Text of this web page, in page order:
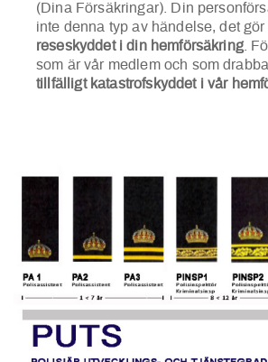
(Dina Försäkringar). Din
inte denna typ av händelse, det gör
reseskyddet i din hemförsäkring.
som är vår medlem och som
tillfälligt katastrofskyddet i vår